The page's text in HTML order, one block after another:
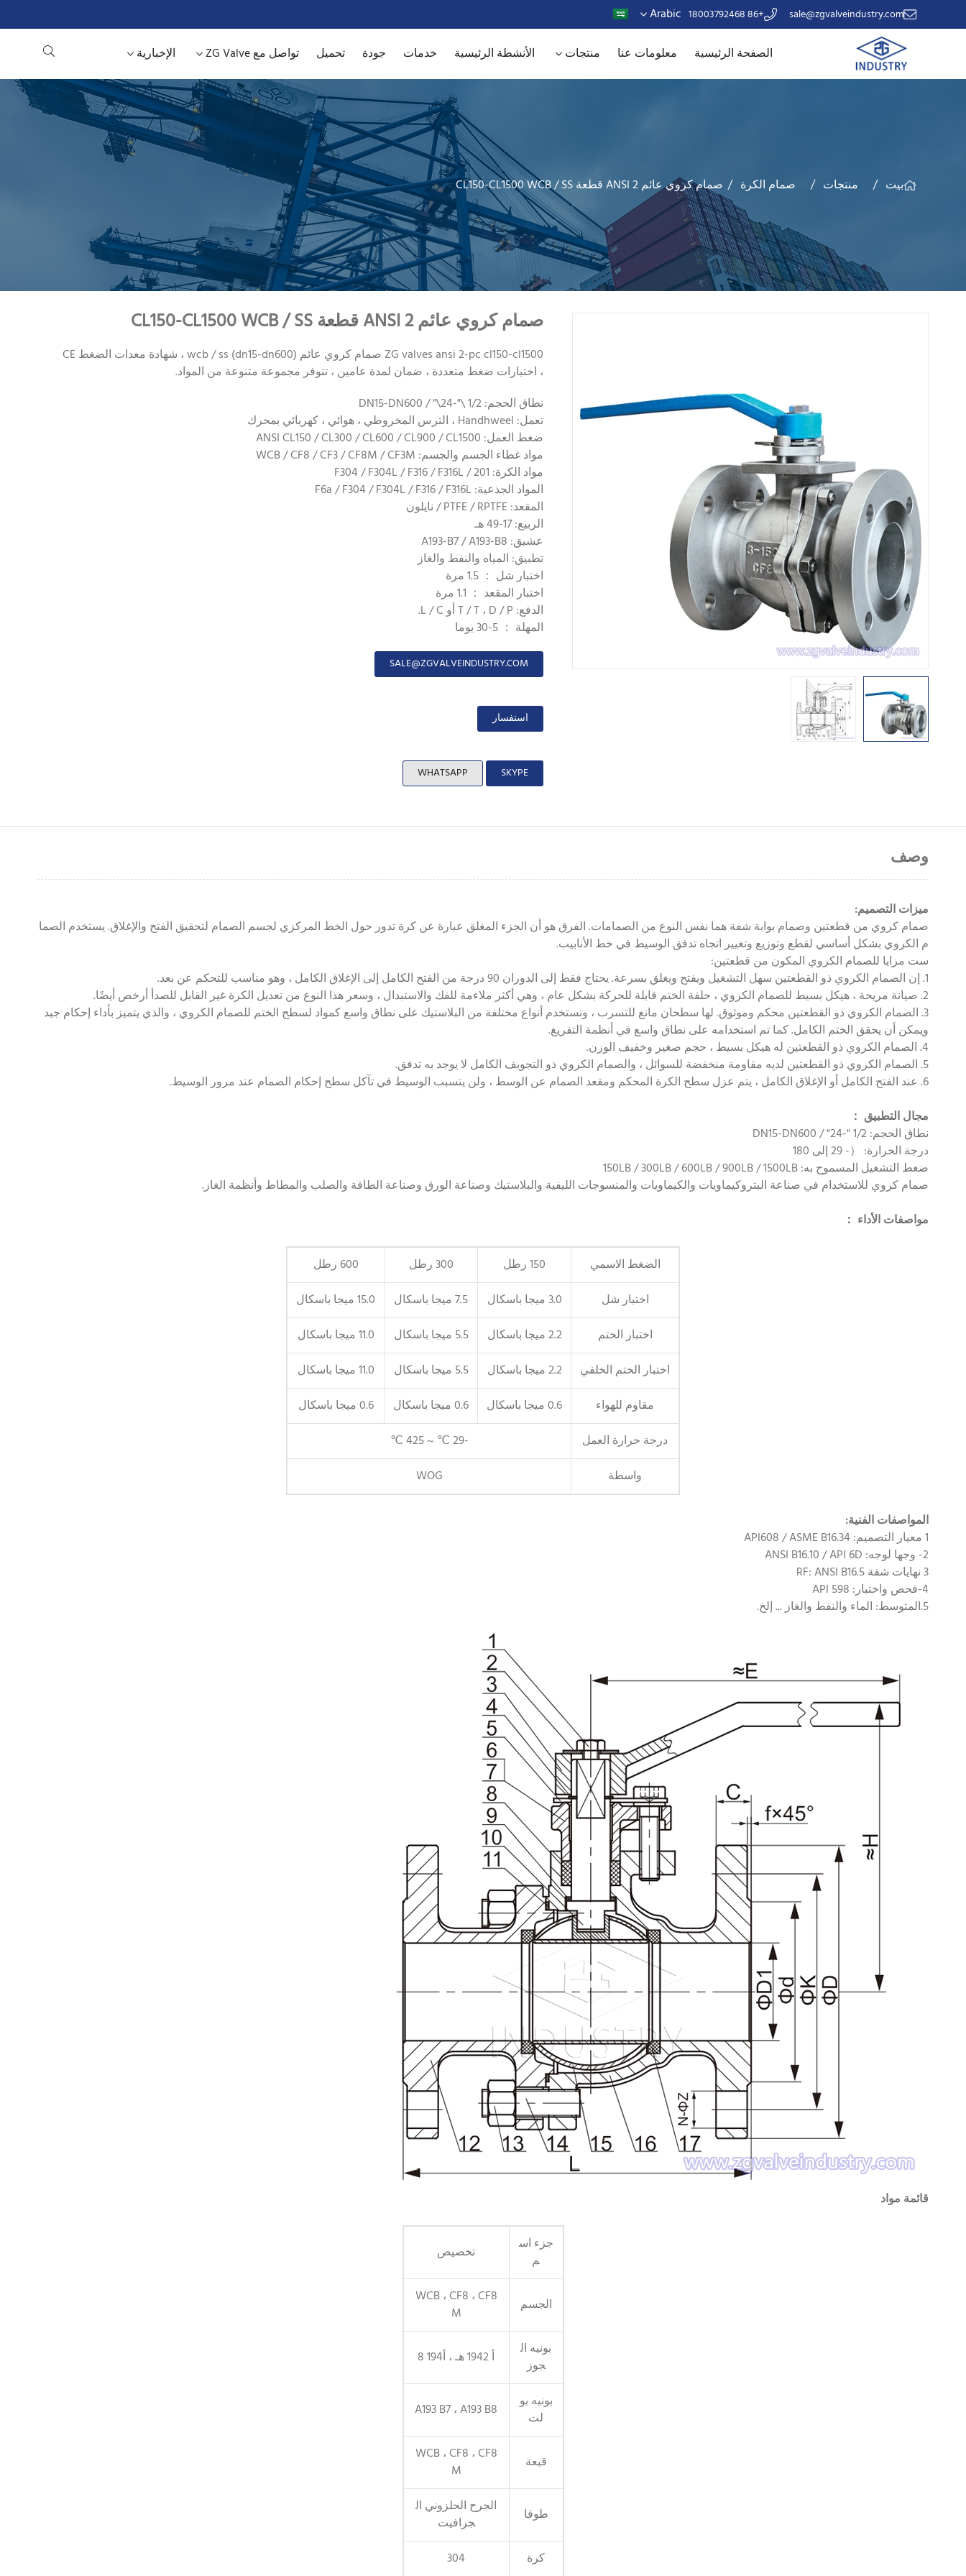
sale@zgvalveindustry.com
+86 18003792468
Arabic
الصفحة الرئيسية معلومات عنا منتجات الأنشطة الرئيسية خدمات جودة تحميل تواصل مع ZG Valve الإخبارية
بيت منتجات صمام الكرة صمام كروي عائم ANSI 2 قطعة CL150-CL1500 WCB / SS
صمام كروي عائم ANSI 2 قطعة CL150-CL1500 WCB / SS
ZG valves ansi 2-pc cl150-cl1500 صمام كروي عائم wcb / ss (dn15-dn600) ، شهادة معدات الضغط CE
، اختبارات ضغط متعددة ، ضمان لمدة عامين ، تتوفر مجموعة متنوعة من المواد.
نطاق الحجم: 1/2 \"-24\" / DN15-DN600
تعمل: Handhweel ، الترس المخروطي ، هوائي ، كهربائي بمحرك
ضغط العمل: ANSI CL150 / CL300 / CL600 / CL900 / CL1500
مواد غطاء الجسم والجسم: WCB / CF8 / CF3 / CF8M / CF3M
مواد الكرة: 201 / F304 / F304L / F316 / F316L
المواد الجذعية: F6a / F304 / F304L / F316 / F316L
المقعد: PTFE / RPTFE / نايلون
الربيع: 17-49 هـ
عشيق: A193-B7 / A193-B8
تطبيق: المياه والنفط والغاز
اختبار شل ： 1.5 مرة
اختبار المقعد ： 1.1 مرة
الدفع: T / T ، D / P أو L / C.
المهلة ： 5-30 يوما
SALE@ZGVALVEINDUSTRY.COM
استفسار
SKYPE
WHATSAPP
وصف
ميزات التصميم:
صمام كروي من قطعتين وصمام بوابة شفة هما نفس النوع من الصمامات. الفرق هو أن الجزء المغلق عبارة عن كرة تدور حول الخط المركزي لجسم الصمام لتحقيق الفتح والإغلاق. يستخدم الصما
م الكروي بشكل أساسي لقطع وتوزيع وتغيير اتجاه تدفق الوسيط في خط الأنابيب.
ست مزايا للصمام الكروي المكون من قطعتين:
1. إن الصمام الكروي ذو القطعتين سهل التشغيل ويفتح ويغلق بسرعة. يحتاج فقط إلى الدوران 90 درجة من الفتح الكامل إلى الإغلاق الكامل ، وهو مناسب للتحكم عن بعد.
2. صيانة مريحة ، هيكل بسيط للصمام الكروي ، حلقة الختم قابلة للحركة بشكل عام ، وهي أكثر ملاءمة للفك والاستبدال ، وسعر هذا النوع من تعديل الكرة غير القابل للصدأ أرخص أيضًا.
3. الصمام الكروي ذو القطعتين محكم وموثوق. لها سطحان مانع للتسرب ، وتستخدم أنواع مختلفة من البلاستيك على نطاق واسع كمواد لسطح الختم للصمام الكروي ، والذي يتميز بأداء إحكام جيد
ويمكن أن يحقق الختم الكامل. كما تم استخدامه على نطاق واسع في أنظمة التفريغ.
4. الصمام الكروي ذو القطعتين له هيكل بسيط ، حجم صغير وخفيف الوزن.
5. الصمام الكروي ذو القطعتين لديه مقاومة منخفضة للسوائل ، والصمام الكروي ذو التجويف الكامل لا يوجد به تدفق.
6. عند الفتح الكامل أو الإغلاق الكامل ، يتم عزل سطح الكرة المحكم ومقعد الصمام عن الوسط ، ولن يتسبب الوسيط في تآكل سطح إحكام الصمام عند مرور الوسيط.
مجال التطبيق ：
نطاق الحجم: 1/2 "-24" / DN15-DN600
درجة الحرارة: （- 29 إلى 180
ضغط التشغيل المسموح به: 150LB / 300LB / 600LB / 900LB / 1500LB
صمام كروي للاستخدام في صناعة البتروكيماويات والكيماويات والمنسوجات الليفية والبلاستيك وصناعة الورق وصناعة الطاقة والصلب والمطاط وأنظمة الغاز.
مواصفات الأداء ：
الضغط الاسمي 150 رطل 300 رطل
600 رطل
اختبار شل
3.0 ميجا باسكال 7.5 ميجا باسكال
15.0 ميجا باسكال
اختبار الختم
2.2 ميجا باسكال 5.5 ميجا باسكال
11.0 ميجا باسكال
اختبار الختم الخلفي
2.2 ميجا باسكال 5.5 ميجا باسكال
11.0 ميجا باسكال
مقاوم للهواء
0.6 ميجا باسكال 0.6 ميجا باسكال
0.6 ميجا باسكال
درجة حرارة العمل
-29 ℃ ~ 425 ℃
واسطة
WOG
المواصفات الفنية:
1 معيار التصميم: API608 / ASME B16.34
2- وجها لوجه: ANSI B16.10 / API 6D
3 نهايات شفة RF: ANSI B16.5
4-فحص واختبار: API 598
5.المتوسط: الماء والنفط والغاز ... إلخ.
قائمة مواد
جزء اس
م
تخصيص
الجسم
WCB ، CF8 ، CF8
M
بونيه ال
جوز
أ 1942 هـ ، أ194 8
بونيه بو
لت
A193 B7 ، A193 B8
قبعة
WCB ، CF8 ، CF8
M
طوقا
الجرح الحلزوني ال
جرافيت
كرة
304